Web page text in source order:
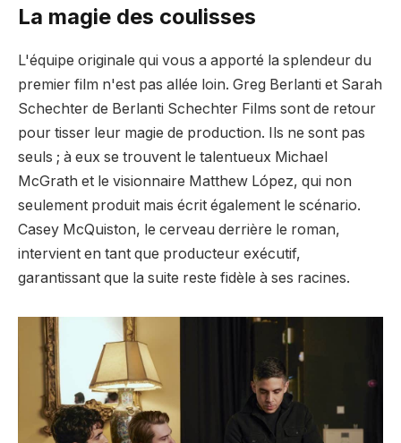
La magie des coulisses
L'équipe originale qui vous a apporté la splendeur du
premier film n'est pas allée loin. Greg Berlanti et Sarah
Schechter de Berlanti Schechter Films sont de retour
pour tisser leur magie de production. Ils ne sont pas
seuls ; à eux se trouvent le talentueux Michael
McGrath et le visionnaire Matthew López, qui non
seulement produit mais écrit également le scénario.
Casey McQuiston, le cerveau derrière le roman,
intervient en tant que producteur exécutif,
garantissant que la suite reste fidèle à ses racines.